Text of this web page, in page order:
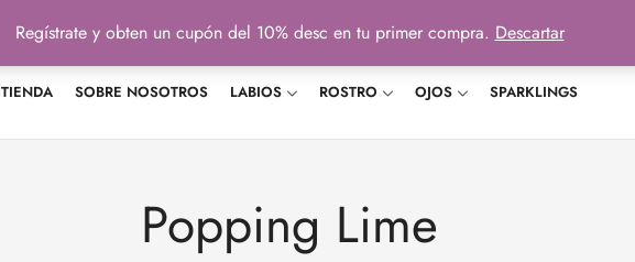
TIENDA SOBRE NOSOTROS LABIOS ROSTRO OJOS SPARKLINGS
Popping Lime
Regístrate y obten un cupón del 10% desc en tu primer compra. Descartar